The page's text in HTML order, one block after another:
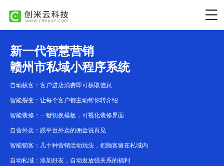
新一代智慧营销
赣州市私域小程序系统
自动获客：客户进店消费即可获取信息
智能裂变：让每个客户都主动帮你转介绍
智能装修：一键切换模板，可视化装修界面
自营外卖：跟平台外卖的佣金说再见
智能锁客：几十种营销活动玩法，把顾客留在私域内
自动私域：添加好友，自动发放强关系的福利